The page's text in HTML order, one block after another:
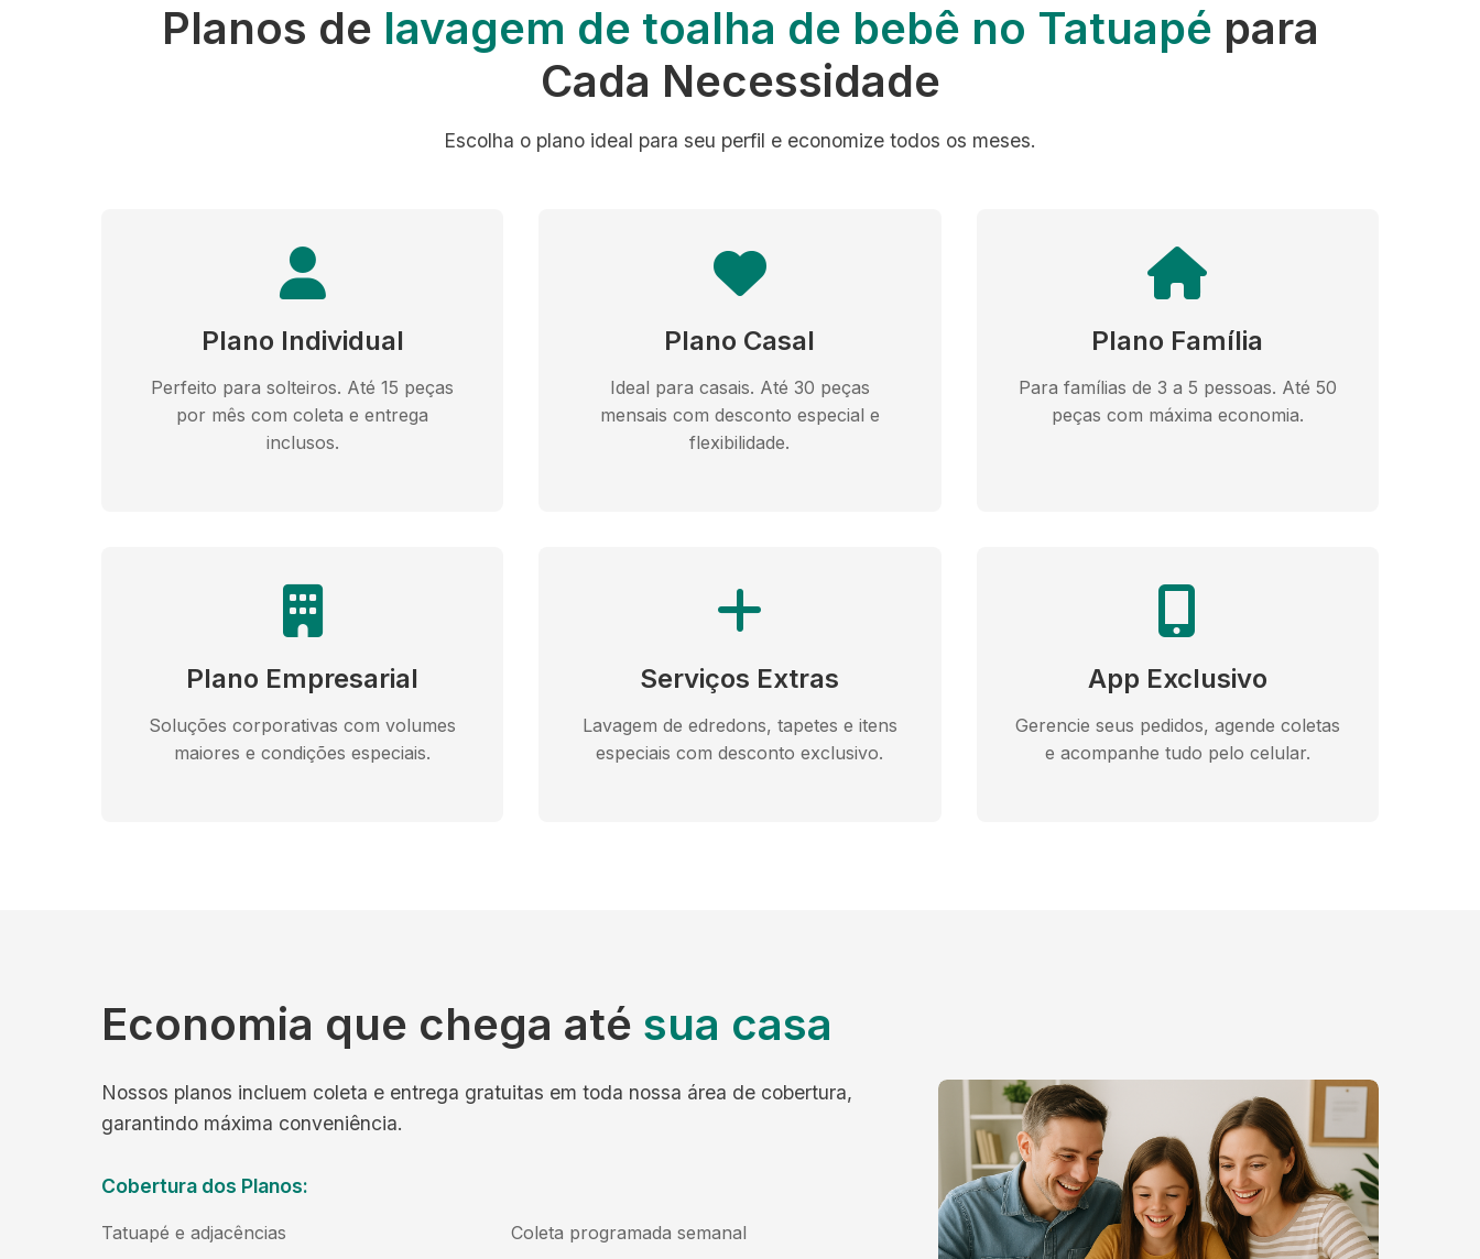
Planos de lavagem de toalha de bebê no Tatuapé para
Cada Necessidade
Escolha o plano ideal para seu perfil e economize todos os meses.
Plano Individual
Perfeito para solteiros. Até 15 peças
por mês com coleta e entrega
inclusos.
Plano Casal
Ideal para casais. Até 30 peças
mensais com desconto especial e
flexibilidade.
Plano Família
Para famílias de 3 a 5 pessoas. Até 50
peças com máxima economia.
Plano Empresarial
Soluções corporativas com volumes
maiores e condições especiais.
Serviços Extras
Lavagem de edredons, tapetes e itens
especiais com desconto exclusivo.
App Exclusivo
Gerencie seus pedidos, agende coletas
e acompanhe tudo pelo celular.
Economia que chega até sua casa
Nossos planos incluem coleta e entrega gratuitas em toda nossa área de cobertura,
garantindo máxima conveniência.
Cobertura dos Planos:
Tatuapé e adjacências
Coleta programada semanal